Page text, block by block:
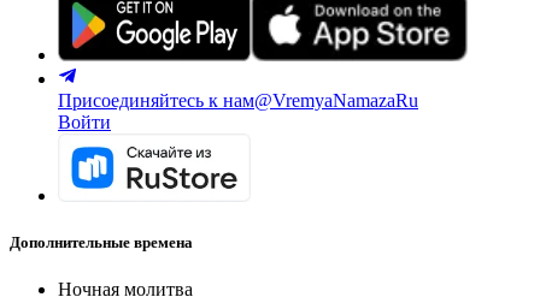
Присоединяйтесь к нам@VremyaNamazaRu
Войти
Дополнительные времена
Ночная молитва